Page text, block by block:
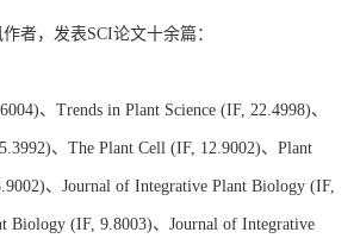
者，发表SCI论文十余篇：
)、 Trends in Plant Science (IF, 22.4998)、
)、 The Plant Cell (IF, 12.9002)、Plant
、 Journal of Integrative Plant Biology (IF,
Biology (IF, 9.8003)、 Journal of Integrative